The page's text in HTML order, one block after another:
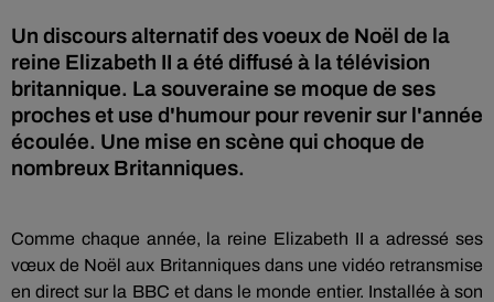
Un discours alternatif des voeux de Noël de la
reine Elizabeth II a été diffusé à la télévision
britannique. La souveraine se moque de ses
proches et use d'humour pour revenir sur l'année
écoulée. Une mise en scène qui choque de
nombreux Britanniques.
Comme chaque année, la reine Elizabeth II a adressé ses
vœux de Noël aux Britanniques dans une vidéo retransmise
en direct sur la BBC et dans le monde entier. Installée à son